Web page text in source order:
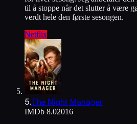
til å stoppe når det slutter å være
verdt hele den første sesongen.
Netflix
5.The Night Manager
IMDb 8.02016